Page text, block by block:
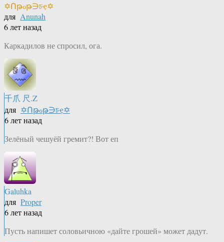
✡Ոթℴթ∋চҿ✡
для Anunah
6 лет назад
Каркадилов не спросил, ога.
千爪 尺.Z
для ✡Ոթℴթ∋চҿ✡
6 лет назад
Зелёный чешуёй гремит?! Вот еп
Galuhka
для Proper
6 лет назад
Пусть напишет соловьичною «дайте грошей» может дадут.